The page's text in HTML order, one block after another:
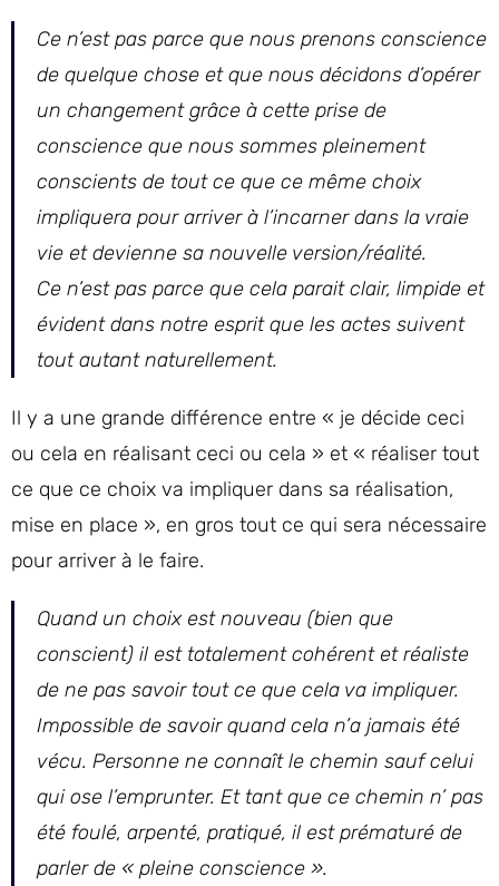
Ce n’est pas parce que nous prenons conscience
de quelque chose et que nous décidons d’opérer
un changement grâce à cette prise de
conscience que nous sommes pleinement
conscients de tout ce que ce même choix
impliquera pour arriver à l’incarner dans la vraie
vie et devienne sa nouvelle version/réalité.
Ce n’est pas parce que cela parait clair, limpide et
évident dans notre esprit que les actes suivent
tout autant naturellement.
Il y a une grande différence entre « je décide ceci
ou cela en réalisant ceci ou cela » et « réaliser tout
ce que ce choix va impliquer dans sa réalisation,
mise en place », en gros tout ce qui sera nécessaire
pour arriver à le faire.
Quand un choix est nouveau (bien que
conscient) il est totalement cohérent et réaliste
de ne pas savoir tout ce que cela va impliquer.
Impossible de savoir quand cela n’a jamais été
vécu. Personne ne connaît le chemin sauf celui
qui ose l’emprunter. Et tant que ce chemin n’ pas
été foulé, arpenté, pratiqué, il est prématuré de
parler de « pleine conscience ».